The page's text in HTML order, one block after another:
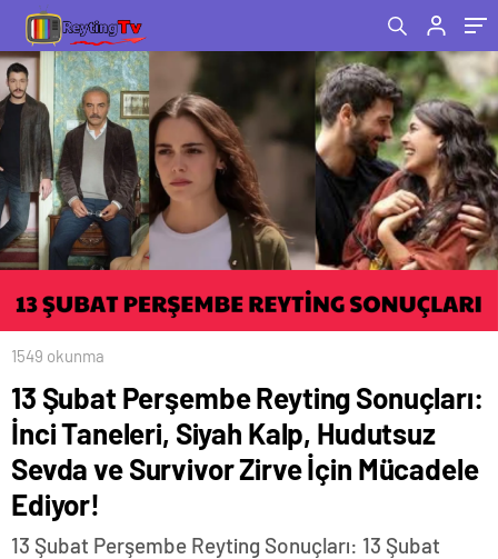
Survivor Zirve İçin Mücadele Ediyor!
1549 okunma
13 Şubat Perşembe Reyting Sonuçları:
İnci Taneleri, Siyah Kalp, Hudutsuz
Sevda ve Survivor Zirve İçin Mücadele
Ediyor!
13 Şubat Perşembe Reyting Sonuçları: 13 Şubat